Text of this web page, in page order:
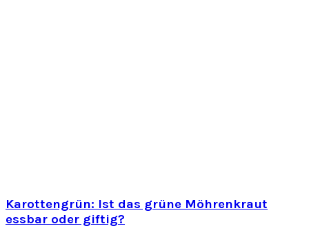
Karottengrün: Ist das grüne Möhrenkraut
essbar oder giftig?